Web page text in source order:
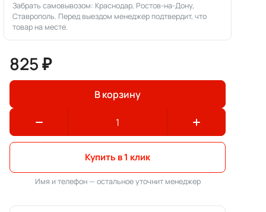
Забрать самовывозом: Краснодар, Ростов-на-Дону,
Ставрополь. Перед выездом менеджер подтвердит, что
товар на месте.
825 ₽
В корзину
Купить в 1 клик
Имя и телефон — остальное уточнит менеджер